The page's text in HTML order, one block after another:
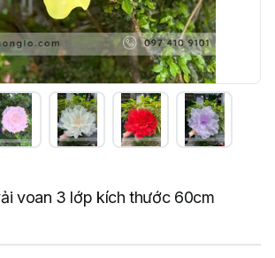
voan 3 lớp kích thước 60cm